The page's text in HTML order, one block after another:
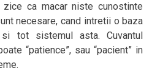
ca macar niste cunostinte
necesare, cand intretii o baza
tot sistemul asta. Cuvantul
“patience”, sau “pacient” in